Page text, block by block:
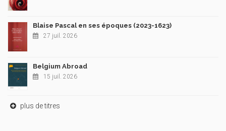
Blaise Pascal en ses époques (2023-1623)
27 juil. 2026
Belgium Abroad
15 juil. 2026
plus de titres